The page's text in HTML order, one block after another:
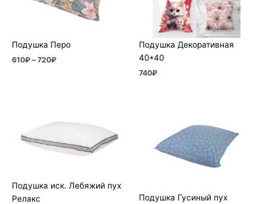
Подушка Перо
610₽ – 720₽
Подушка Декоративная
40*40
740₽
Подушка иск. Лебяжий пух
Релакс
1
–
2
Подушка Гусиный пух
3
940₽
–
4
890₽